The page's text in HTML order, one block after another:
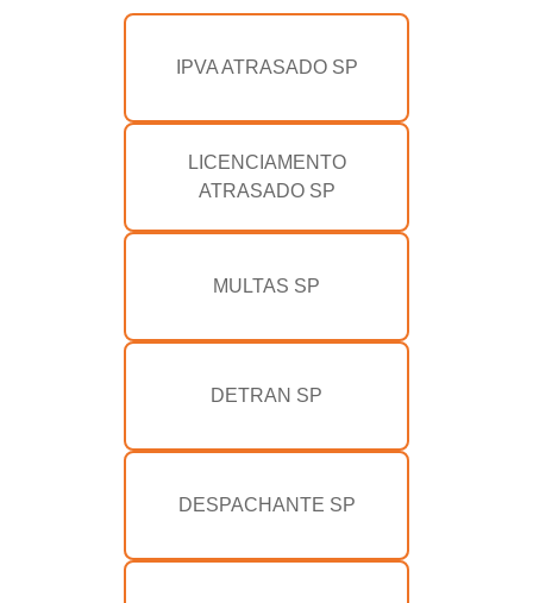
IPVA ATRASADO SP
LICENCIAMENTO
ATRASADO SP
MULTAS SP
DETRAN SP
DESPACHANTE SP